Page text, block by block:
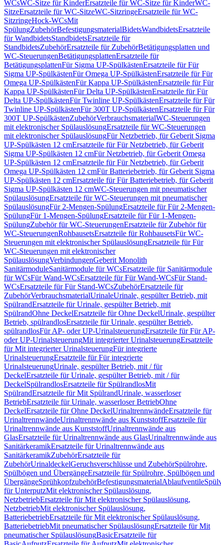
WCsWC-Sitze für KinderErsatzteile für WC-Sitze für KinderWC-
SitzeErsatzteile für WC-SitzeWC-SitzringeErsatzteile für WC-
SitzringeHock-WCsMit
SpülungZubehörBefestigungsmaterialBidetsWandbidetsErsatzteile
für WandbidetsStandbidetsErsatzteile für
StandbidetsZubehörErsatzteile für ZubehörBetätigungsplatten und
WC-SteuerungenBetätigungsplattenErsatzteile für
BetätigungsplattenFür Sigma UP-SpülkästenErsatzteile für Für
Sigma UP-SpülkästenFür Omega UP-SpülkästenErsatzteile für Für
Omega UP-SpülkästenFür Kappa UP-SpülkästenErsatzteile für Für
Kappa UP-SpülkästenFür Delta UP-SpülkästenErsatzteile für Für
Delta UP-SpülkästenFür Twinline UP-SpülkästenErsatzteile für Für
Twinline UP-SpülkästenFür 300T UP-SpülkästenErsatzteile für Für
300T UP-SpülkästenZubehörVerbrauchsmaterialWC-Steuerungen
mit elektronischer SpülauslösungErsatzteile für WC-Steuerungen
mit elektronischer SpülauslösungFür Netzbetrieb, für Geberit Sigma
UP-Spülkästen 12 cmErsatzteile für Für Netzbetrieb, für Geberit
Sigma UP-Spülkästen 12 cmFür Netzbetrieb, für Geberit Omega
UP-Spülkästen 12 cmErsatzteile für Für Netzbetrieb, für Geberit
Omega UP-Spülkästen 12 cmFür Batteriebetrieb, für Geberit Sigma
UP-Spülkästen 12 cmErsatzteile für Für Batteriebetrieb, für Geberit
Sigma UP-Spülkästen 12 cmWC-Steuerungen mit pneumatischer
SpülauslösungErsatzteile für WC-Steuerungen mit pneumatischer
SpülauslösungFür 2-Mengen-SpülungErsatzteile für Für 2-Mengen-
SpülungFür 1-Mengen-SpülungErsatzteile für Für 1-Mengen-
SpülungZubehör für WC-SteuerungenErsatzteile für Zubehör für
WC-SteuerungenRohbausetsErsatzteile für RohbausetsFür WC-
Steuerungen mit elektronischer SpülauslösungErsatzteile für Für
WC-Steuerungen mit elektronischer
SpülauslösungVerbindungenGeberit Monolith
SanitärmoduleSanitärmodule für WCsErsatzteile für Sanitärmodule
für WCsFür Wand-WCsErsatzteile für Für Wand-WCsFür Stand-
WCsErsatzteile für Für Stand-WCsZubehörErsatzteile für
ZubehörVerbrauchsmaterialUrinaleUrinale, gespülter Betrieb, mit
SpülrandErsatzteile für Urinale, gespülter Betrieb, mit
SpülrandOhne DeckelErsatzteile für Ohne DeckelUrinale, gespülter
Betrieb, spülrandlosErsatzteile für Urinale, gespülter Betrieb,
spülrandlosFür AP- oder UP-UrinalsteuerungErsatzteile für Für AP-
oder UP-UrinalsteuerungMit integrierter UrinalsteuerungErsatzteile
für Mit integrierter UrinalsteuerungFür integrierte
UrinalsteuerungErsatzteile für Für integrierte
UrinalsteuerungUrinale, gespülter Betrieb, mit / für
DeckelErsatzteile für Urinale, gespülter Betrieb, mit / für
DeckelSpülrandlosErsatzteile für SpülrandlosMit
SpülrandErsatzteile für Mit SpülrandUrinale, wasserloser
BetriebErsatzteile für Urinale, wasserloser BetriebOhne
DeckelErsatzteile für Ohne DeckelUrinaltrennwändeErsatzteile für
UrinaltrennwändeUrinaltrennwände aus KunststoffErsatzteile für
Urinaltrennwände aus KunststoffUrinaltrennwände aus
GlasErsatzteile für Urinaltrennwände aus GlasUrinaltrennwände aus
SanitärkeramikErsatzteile für Urinaltrennwände aus
SanitärkeramikZubehörErsatzteile für
ZubehörUrinaldeckelGeruchsverschlüsse und ZubehörSpülrohre,
Spülbögen und ÜbergängeErsatzteile für Spülrohre, Spülbögen und
ÜbergängeSprühkopfzubehörBefestigungsmaterialAblaufventile
für UnterputzMit elektronischer Spülauslösung,
NetzbetriebErsatzteile für Mit elektronischer Spülauslösung,
NetzbetriebMit elektronischer Spülauslösung,
BatteriebetriebErsatzteile für Mit elektronischer Spülauslösung,
BatteriebetriebMit pneumatischer SpülauslösungErsatzteile für Mit
pneumatischer SpülauslösungBasicErsatzteile für